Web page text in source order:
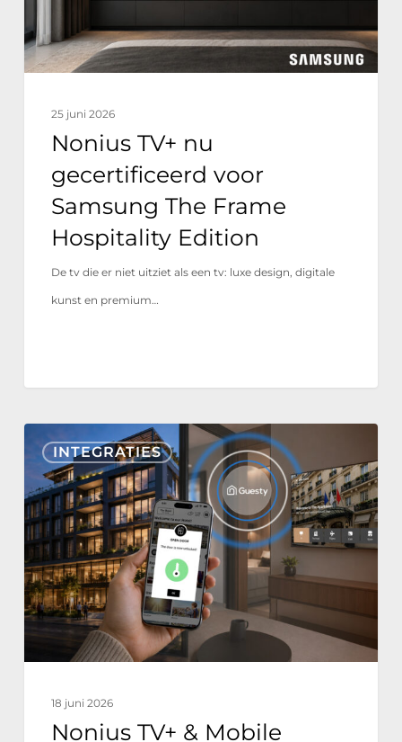
The
Frame
Hospitality
25 juni 2026
Nonius TV+ nu
gecertificeerd voor
Samsung The Frame
Hospitality Edition
De tv die er niet uitziet als een tv: luxe design, digitale
kunst en premium…
INTEGRATIES
Nonius
TV+
&
Mobile
integreert
nu
met
Guesty
PMS
18 juni 2026
Nonius TV+ & Mobile